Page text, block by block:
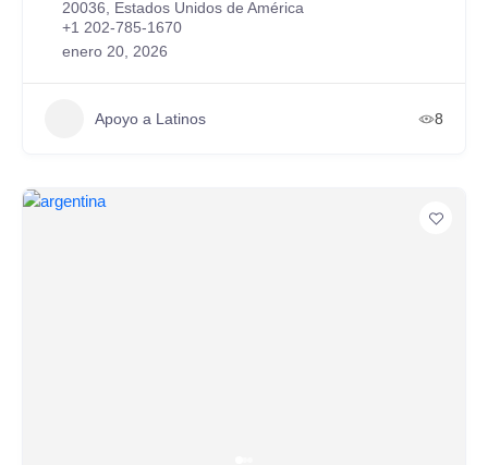
20036, Estados Unidos de América
+1 202-785-1670
enero 20, 2026
Apoyo a Latinos 8